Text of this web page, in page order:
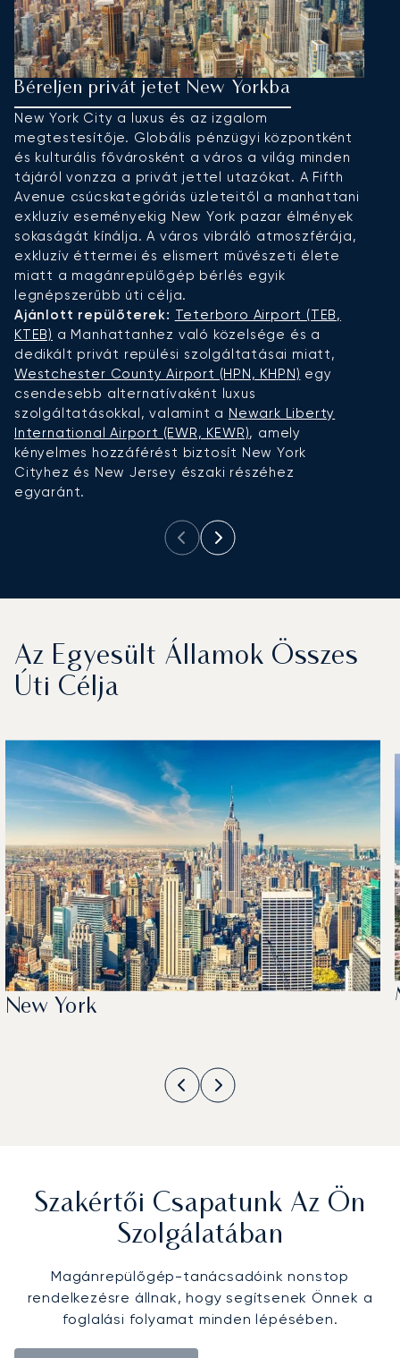
Béreljen privát jetet New Yorkba
New York City a luxus és az izgalom
megtestesítője. Globális pénzügyi központként
és kulturális fővárosként a város a világ minden
tájáról vonzza a privát jettel utazókat. A Fifth
Avenue csúcskategóriás üzleteitől a manhattani
exkluzív eseményekig New York pazar élmények
sokaságát kínálja. A város vibráló atmoszférája,
exkluzív éttermei és elismert művészeti élete
miatt a magánrepülőgép bérlés egyik
legnépszerűbb úti célja.
Ajánlott repülőterek: Teterboro Airport (TEB,
KTEB) a Manhattanhez való közelsége és a
dedikált privát repülési szolgáltatásai miatt,
Westchester County Airport (HPN, KHPN) egy
csendesebb alternatívaként luxus
szolgáltatásokkal, valamint a Newark Liberty
International Airport (EWR, KEWR), amely
kényelmes hozzáférést biztosít New York
Cityhez és New Jersey északi részéhez
egyaránt.
Az Egyesült Államok Összes
Úti Célja
New York
Szakértői Csapatunk Az Ön
Szolgálatában
Magánrepülőgép-tanácsadóink nonstop
rendelkezésre állnak, hogy segítsenek Önnek a
foglalási folyamat minden lépésében.